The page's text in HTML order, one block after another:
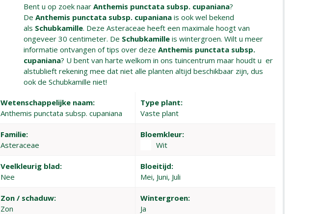
Bent u op zoek naarAnthemis punctata subsp. cupaniana?
DeAnthemis punctata subsp. cupaniana is ook wel bekend
als Schubkamille. Deze Asteraceae heeft een maximale hoogt van
ongeveer 30 centimeter. De Schubkamilleis wintergroen. Wilt u meer
informatie ontvangen of tips over dezeAnthemis punctata subsp.
cupaniana? U bent van harte welkom in ons tuincentrum maar houdt u er
alstublieft rekening mee dat niet alle planten altijd beschikbaar zijn, dus
ook de Schubkamille niet!
Wetenschappelijke naam:
Anthemis punctata subsp. cupaniana
Type plant:
Vaste plant
Familie:
Asteraceae
Bloemkleur:
Wit
Veelkleurig blad:
Nee
Bloeitijd:
Mei, Juni, Juli
Zon / schaduw:
Zon
Wintergroen:
Ja